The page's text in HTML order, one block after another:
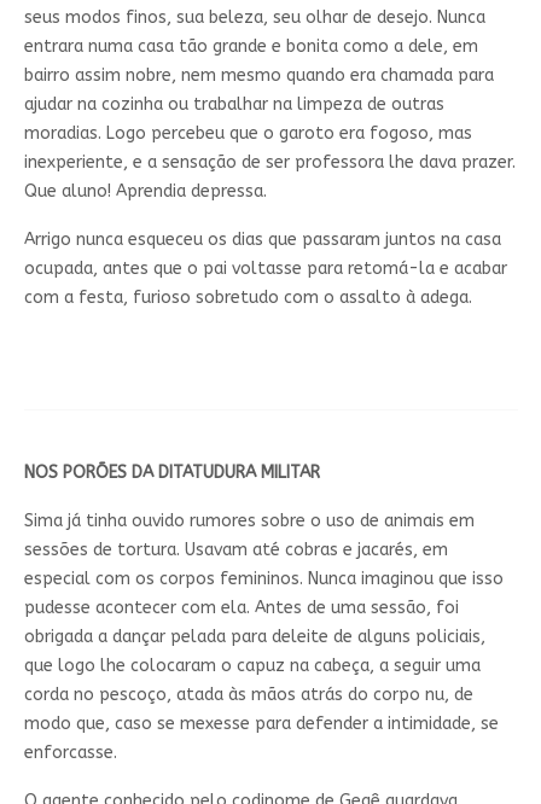
seus modos finos, sua beleza, seu olhar de desejo. Nunca
entrara numa casa tão grande e bonita como a dele, em
bairro assim nobre, nem mesmo quando era chamada para
ajudar na cozinha ou trabalhar na limpeza de outras
moradias. Logo percebeu que o garoto era fogoso, mas
inexperiente, e a sensação de ser professora lhe dava prazer.
Que aluno! Aprendia depressa.
Arrigo nunca esqueceu os dias que passaram juntos na casa
ocupada, antes que o pai voltasse para retomá-la e acabar
com a festa, furioso sobretudo com o assalto à adega.
NOS PORÕES DA DITATUDURA MILITAR
Sima já tinha ouvido rumores sobre o uso de animais em
sessões de tortura. Usavam até cobras e jacarés, em
especial com os corpos femininos. Nunca imaginou que isso
pudesse acontecer com ela. Antes de uma sessão, foi
obrigada a dançar pelada para deleite de alguns policiais,
que logo lhe colocaram o capuz na cabeça, a seguir uma
corda no pescoço, atada às mãos atrás do corpo nu, de
modo que, caso se mexesse para defender a intimidade, se
enforcasse.